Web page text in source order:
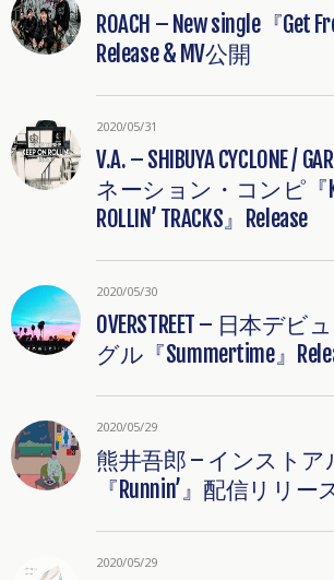
ROACH – New single『Get
Release & MV公開
2020/05/31
V.A. – SHIBUYA CYCLONE /
ネーション・コンピ『
ROLLIN’ TRACKS』Release
2020/05/30
OVERSTREET – 日本デビ
グル『Summertime』
2020/05/29
熊井吾郎 – インストア
『Runnin’』配信リリー
2020/05/29